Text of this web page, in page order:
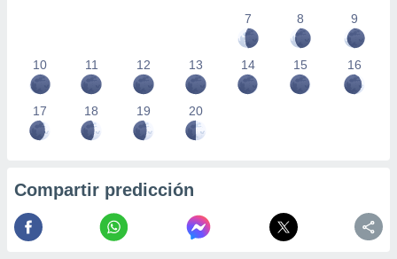
7
8 9
10 11 12 13 14 15 16
17 18 19 20
Compartir predicción